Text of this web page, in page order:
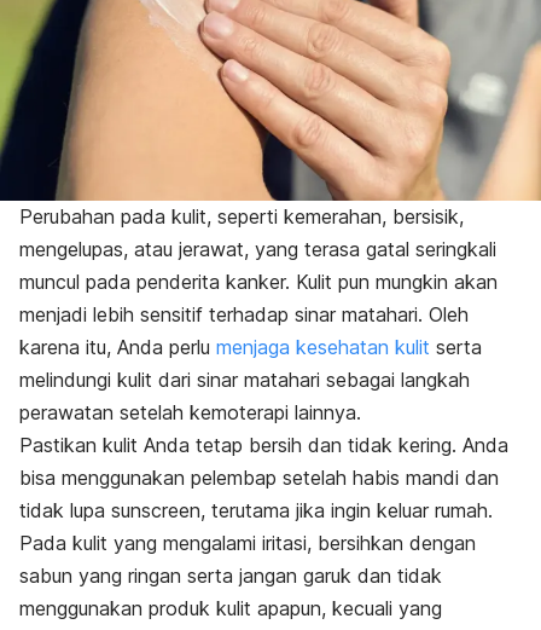
Perubahan pada kulit, seperti kemerahan, bersisik,
mengelupas, atau jerawat, yang terasa gatal seringkali
muncul pada penderita kanker. Kulit pun mungkin akan
menjadi lebih sensitif terhadap sinar matahari. Oleh
karena itu, Anda perlu menjaga kesehatan kulit serta
melindungi kulit dari sinar matahari sebagai langkah
perawatan setelah kemoterapi lainnya.
Pastikan kulit Anda tetap bersih dan tidak kering. Anda
bisa menggunakan pelembap setelah habis mandi dan
tidak lupa sunscreen, terutama jika ingin keluar rumah.
Pada kulit yang mengalami iritasi, bersihkan dengan
sabun yang ringan serta jangan garuk dan tidak
menggunakan produk kulit apapun, kecuali yang